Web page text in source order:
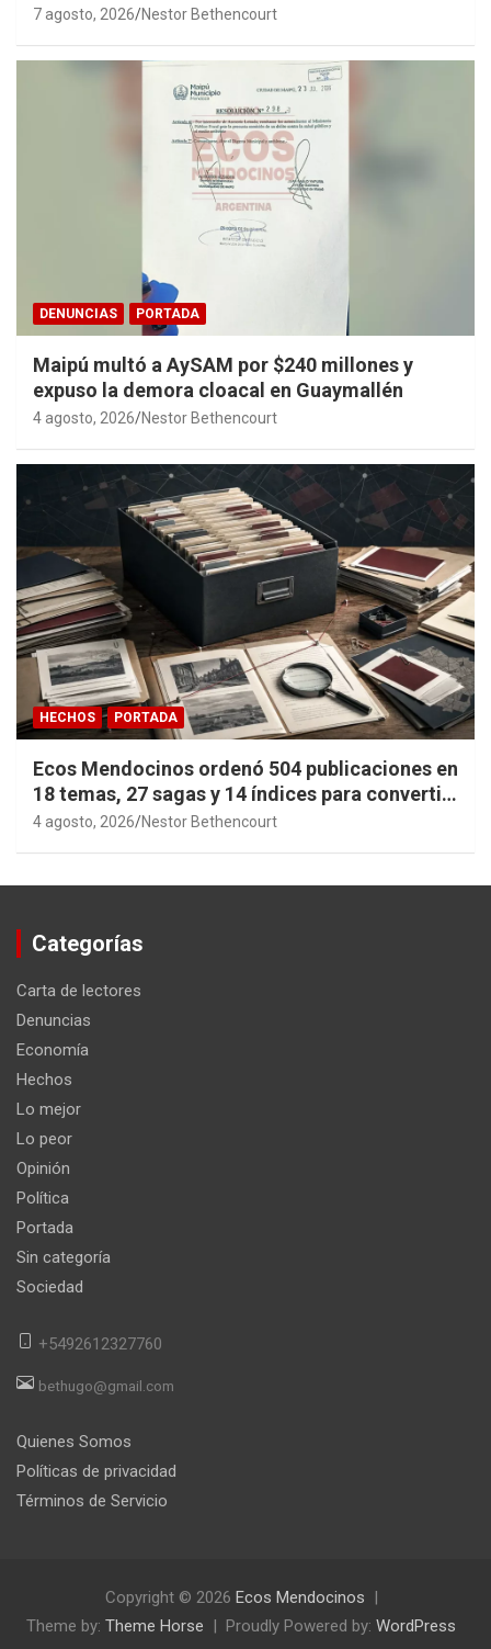
7 agosto, 2026 Nestor Bethencourt
DENUNCIAS PORTADA
Maipú multó a AySAM por $240 millones y
expuso la demora cloacal en Guaymallén
4 agosto, 2026 Nestor Bethencourt
HECHOS PORTADA
Ecos Mendocinos ordenó 504 publicaciones en
18 temas, 27 sagas y 14 índices para convertir
años de investigación en memoria pública
4 agosto, 2026 Nestor Bethencourt
Categorías
Carta de lectores
Denuncias
Economía
Hechos
Lo mejor
Lo peor
Opinión
Política
Portada
Sin categoría
Sociedad
+5492612327760
bethugo@gmail.com
Quienes Somos
Políticas de privacidad
Términos de Servicio
Copyright © 2026 Ecos Mendocinos
Theme by: Theme Horse Proudly Powered by: WordPress